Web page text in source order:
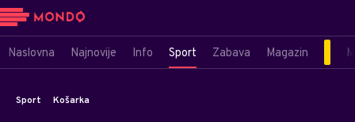
Naslovna Najnovije Info Sport Zabava Magazin
Sport Košarka